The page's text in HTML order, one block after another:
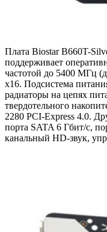
Плата Biostar B660T-
поддерживает
частотой до 5400 МГц
x16. Подсистема
радиаторы на цепях
твердотельного
2280 PCI-Express 4.0.
порта SATA 6 Гбит/с,
канальный HD-звук,